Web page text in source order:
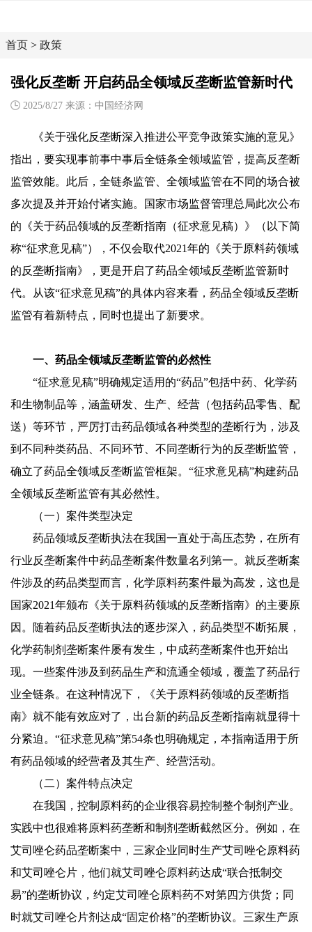
首页 > 政策
强化反垄断 开启药品全领域反垄断监管新时代
2025/8/27 来源：中国经济网
《关于强化反垄断深入推进公平竞争政策实施的意见》
指出，要实现事前事中事后全链条全领域监管，提高反垄断
监管效能。此后，全链条监管、全领域监管在不同的场合被
多次提及并开始付诸实施。国家市场监督管理总局此次公布
的《关于药品领域的反垄断指南（征求意见稿）》（以下简
称“征求意见稿”），不仅会取代2021年的《关于原料药领域
的反垄断指南》，更是开启了药品全领域反垄断监管新时
代。从该“征求意见稿”的具体内容来看，药品全领域反垄断
监管有着新特点，同时也提出了新要求。
一、药品全领域反垄断监管的必然性
“征求意见稿”明确规定适用的“药品”包括中药、化学药
和生物制品等，涵盖研发、生产、经营（包括药品零售、配
送）等环节，严厉打击药品领域各种类型的垄断行为，涉及
到不同种类药品、不同环节、不同垄断行为的反垄断监管，
确立了药品全领域反垄断监管框架。“征求意见稿”构建药品
全领域反垄断监管有其必然性。
（一）案件类型决定
药品领域反垄断执法在我国一直处于高压态势，在所有
行业反垄断案件中药品垄断案件数量名列第一。就反垄断案
件涉及的药品类型而言，化学原料药案件最为高发，这也是
国家2021年颁布《关于原料药领域的反垄断指南》的主要原
因。随着药品反垄断执法的逐步深入，药品类型不断拓展，
化学药制剂垄断案件屡有发生，中成药垄断案件也开始出
现。一些案件涉及到药品生产和流通全领域，覆盖了药品行
业全链条。在这种情况下，《关于原料药领域的反垄断指
南》就不能有效应对了，出台新的药品反垄断指南就显得十
分紧迫。“征求意见稿”第54条也明确规定，本指南适用于所
有药品领域的经营者及其生产、经营活动。
（二）案件特点决定
在我国，控制原料药的企业很容易控制整个制剂产业。
实践中也很难将原料药垄断和制剂垄断截然区分。例如，在
艾司唑仑药品垄断案中，三家企业同时生产艾司唑仑原料药
和艾司唑仑片，他们就艾司唑仑原料药达成“联合抵制交
易”的垄断协议，约定艾司唑仑原料药不对第四方供货；同
时就艾司唑仑片剂达成“固定价格”的垄断协议。三家生产原